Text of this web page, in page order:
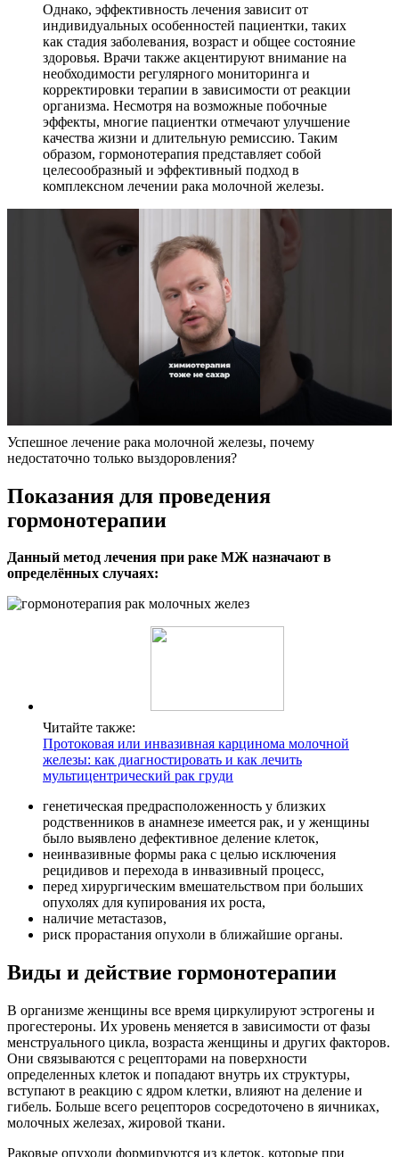
Однако, эффективность лечения зависит от
индивидуальных особенностей пациентки, таких
как стадия заболевания, возраст и общее состояние
здоровья. Врачи также акцентируют внимание на
необходимости регулярного мониторинга и
корректировки терапии в зависимости от реакции
организма. Несмотря на возможные побочные
эффекты, многие пациентки отмечают улучшение
качества жизни и длительную ремиссию. Таким
образом, гормонотерапия представляет собой
целесообразный и эффективный подход в
комплексном лечении рака молочной железы.
Успешное лечение рака молочной железы, почему
недостаточно только выздоровления?
Показания для проведения
гормонотерапии
Данный метод лечения при раке МЖ назначают в
определённых случаях:
Читайте также:
Протоковая или инвазивная карцинома молочной
железы: как диагностировать и как лечить
мультицентрический рак груди
генетическая предрасположенность у близких
родственников в анамнезе имеется рак, и у женщины
было выявлено дефективное деление клеток,
неинвазивные формы рака с целью исключения
рецидивов и перехода в инвазивный процесс,
перед хирургическим вмешательством при больших
опухолях для купирования их роста,
наличие метастазов,
риск прорастания опухоли в ближайшие органы.
Виды и действие гормонотерапии
В организме женщины все время циркулируют эстрогены и
прогестероны. Их уровень меняется в зависимости от фазы
менструального цикла, возраста женщины и других факторов.
Они связываются с рецепторами на поверхности
определенных клеток и попадают внутрь их структуры,
вступают в реакцию с ядром клетки, влияют на деление и
гибель. Больше всего рецепторов сосредоточено в яичниках,
молочных железах, жировой ткани.
Раковые опухоли формируются из клеток, которые при